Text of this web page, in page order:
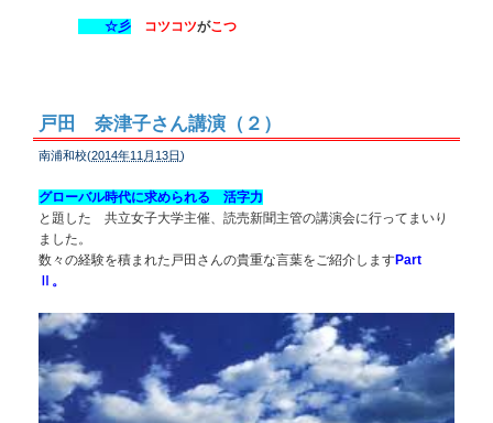
☆彡 コツコツがこつ
戸田 奈津子さん講演（２）
南浦和校(2014年11月13日)
グローバル時代に求められる 活字力
と題した 共立女子大学主催、読売新聞主管の講演会に行ってまいり
ました。
数々の経験を積まれた戸田さんの貴重な言葉をご紹介しますPart
Ⅱ。